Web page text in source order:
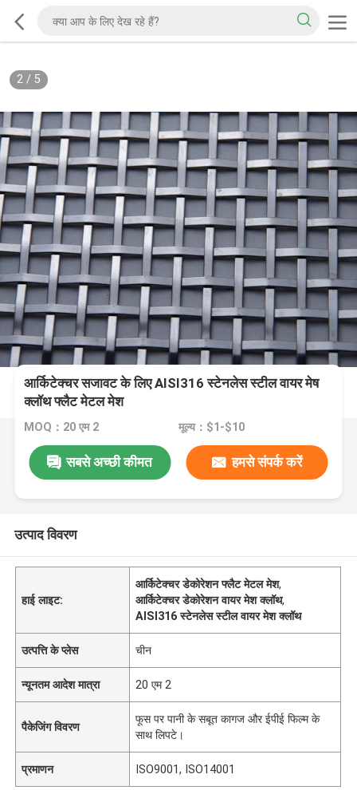
2/ 5
आर्किटेक्चर सजावट के लिए AISI316 स्टेनलेस स्टील वायर मेष
क्लॉथ फ्लैट मेटल मेश
MOQ：20 एम 2 मूल्य：$1-$10
सबसे अच्छी कीमत हमसे संपर्क करें
उत्पाद विवरण
हाई लाइट:
आर्किटेक्चर डेकोरेशन फ्लैट मेटल मेश,
आर्किटेक्चर डेकोरेशन वायर मेश क्लॉथ,
AISI316 स्टेनलेस स्टील वायर मेश क्लॉथ
उत्पत्ति के प्लेस चीन
न्यूनतम आदेश मात्रा 20 एम 2
पैकेजिंग विवरण
फूस पर पानी के सबूत कागज और ईपीई फिल्म के
साथ लिपटे।
प्रमाणन ISO9001, ISO14001